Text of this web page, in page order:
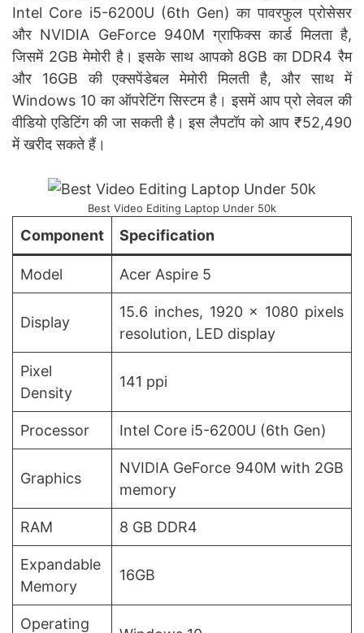
Intel Core i5-6200U (6th Gen) का पावरफुल प्रोसेसर
और NVIDIA GeForce 940M ग्राफिक्स कार्ड मिलता है,
जिसमें 2GB मेमोरी है। इसके साथ आपको 8GB का DDR4 रैम
और 16GB की एक्सपेंडेबल मेमोरी मिलती है, और साथ में
Windows 10 का ऑपरेटिंग सिस्टम है। इसमें आप प्रो लेवल की
वीडियो एडिटिंग की जा सकती है। इस लैपटॉप को आप ₹52,490
में खरीद सकते हैं।
Best Video Editing Laptop Under 50k
Component Specification
Model Acer Aspire 5
Display
15.6 inches, 1920 x 1080 pixels
resolution, LED display
Pixel
Density
141 ppi
Processor Intel Core i5-6200U (6th Gen)
Graphics
NVIDIA GeForce 940M with 2GB
memory
RAM 8 GB DDR4
Expandable
Memory
16GB
Operating